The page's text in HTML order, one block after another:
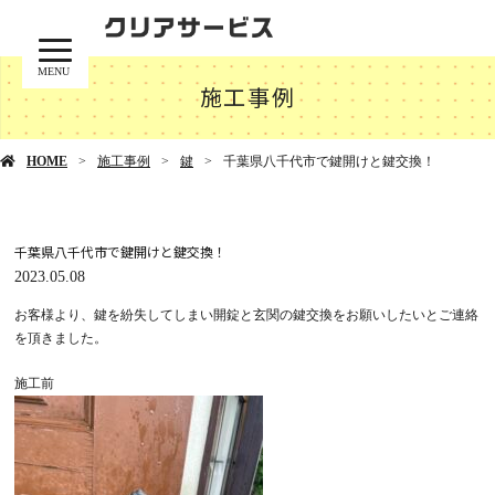
MENU
施工事例
HOME 施工事例 鍵 千葉県八千代市で鍵開けと鍵交換！
千葉県八千代市で鍵開けと鍵交換！
2023.05.08
お客様より、鍵を紛失してしまい開錠と玄関の鍵交換をお願いしたいとご連絡
を頂きました。
施工前